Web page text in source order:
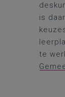
is
te